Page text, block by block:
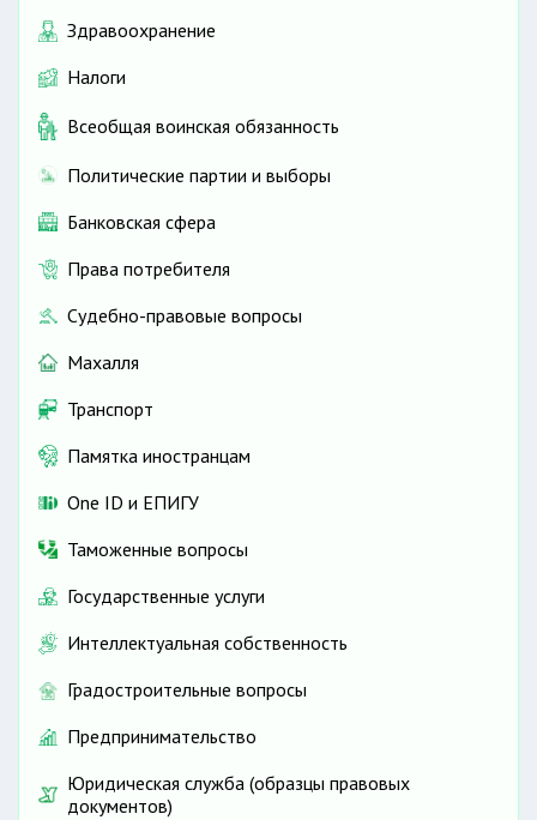
компенсация за электроэнергию и природный газ
Здравоохранение
Налоги
Всеобщая воинская обязанность
Политические партии и выборы
Банковская сфера
Права потребителя
Судебно-правовые вопросы
Махалля
Транспорт
Памятка иностранцам
One ID и ЕПИГУ
Таможенные вопросы
Государственные услуги
Интеллектуальная собственность
Градостроительные вопросы
Предпринимательство
Юридическая служба (образцы правовых
документов)